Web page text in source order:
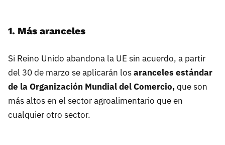
1. Más aranceles
Si Reino Unido abandona la UE sin acuerdo, a partir
del 30 de marzo se aplicarán losaranceles estándar
de la Organización Mundial del Comercio,que son
más altos en el sector agroalimentario que en
cualquier otro sector.